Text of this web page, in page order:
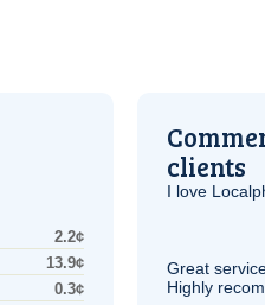
2.2¢
13.9¢
0.3¢
clients
I love
Great
Highly